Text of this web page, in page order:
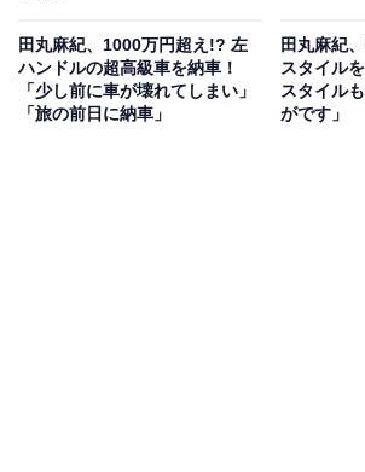
田丸麻紀、1000万円超え!? 左
ハンドルの超高級車を納車！
「少し前に車が壊れてしまい」
「旅の前日に納車」
田丸麻紀
スタイル
スタイル
がです」